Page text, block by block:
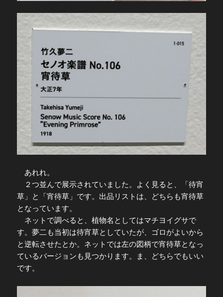
あれれ。
２つ並んで展示されていました。よく見ると、「待宵
草」と「宵待草」です。出品リストは、どちらも宵待草
となっています。
ネットで調べると、植物名としてはマチヨイグサで
す。夢二も当初は待宵草としていたが、ゴロがよいから
と逆転させたとか。ネットでは左の図柄で宵待草となっ
ているバージョンも見つかります。ま、どちらでもいい
です。